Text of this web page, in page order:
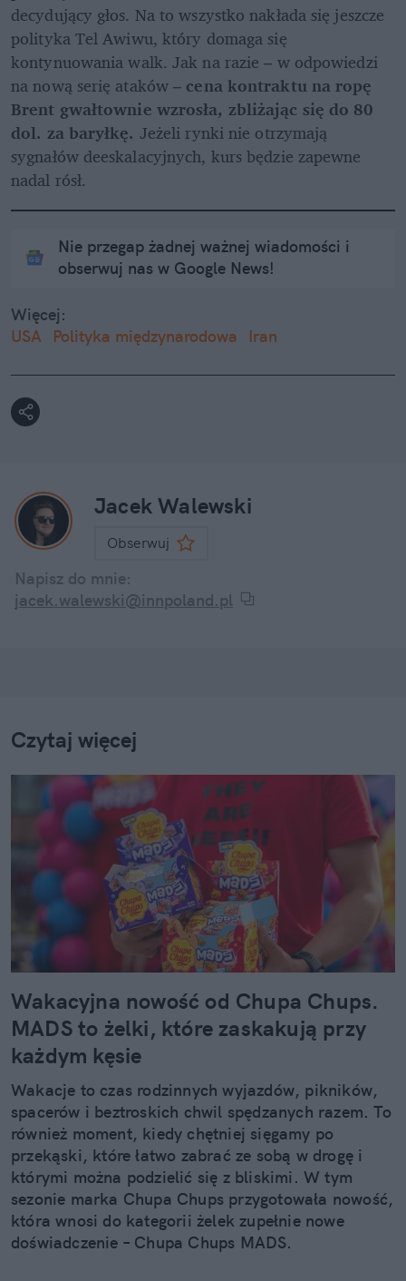
decydujący głos. Na to wszystko nakłada się jeszcze
polityka Tel Awiwu, który domaga się
kontynuowania walk. Jak na razie – w odpowiedzi
na nową serię ataków – cena kontraktu na ropę
Brent gwałtownie wzrosła, zbliżając się do 80
dol. za baryłkę. Jeżeli rynki nie otrzymają
sygnałów deeskalacyjnych, kurs będzie zapewne
nadal rósł.
Nie przegap żadnej ważnej wiadomości i
obserwuj nas w Google News!
Więcej:
USA
Polityka międzynarodowa Iran
Jacek Walewski
Obserwuj
Napisz do mnie:
jacek.walewski@innpoland.pl
Czytaj więcej
Wakacyjna nowość od Chupa Chups.
MADS to żelki, które zaskakują przy
każdym kęsie
Wakacje to czas rodzinnych wyjazdów, pikników,
spacerów i beztroskich chwil spędzanych razem. To
również moment, kiedy chętniej sięgamy po
przekąski, które łatwo zabrać ze sobą w drogę i
którymi można podzielić się z bliskimi. W tym
sezonie marka Chupa Chups przygotowała nowość,
która wnosi do kategorii żelek zupełnie nowe
doświadczenie – Chupa Chups MADS.